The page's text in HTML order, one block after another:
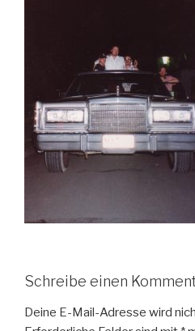
Schreibe einen
Deine E-Mail-Adresse wird